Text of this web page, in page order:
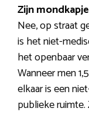
Zijn
Nee, op straat
is het niet-
het openbaar
Wanneer men
elkaar is een
publieke